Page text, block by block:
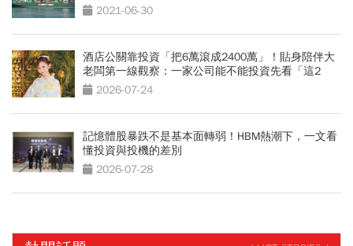
2021-06-30
酒店公關靠投資「把6萬滾成2400萬」！貼身陪伴大
老闆第一線觀察：一家公司能不能投資先看「這2
點」2026-07-24
記憶體股暴跌不是基本面轉弱！HBM熱潮下，一文看
懂投資與投機的差別
2026-07-28